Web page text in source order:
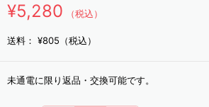
¥5,280 （税込）
送料： ¥805（税込）
未通電に限り返品・交換可能です。